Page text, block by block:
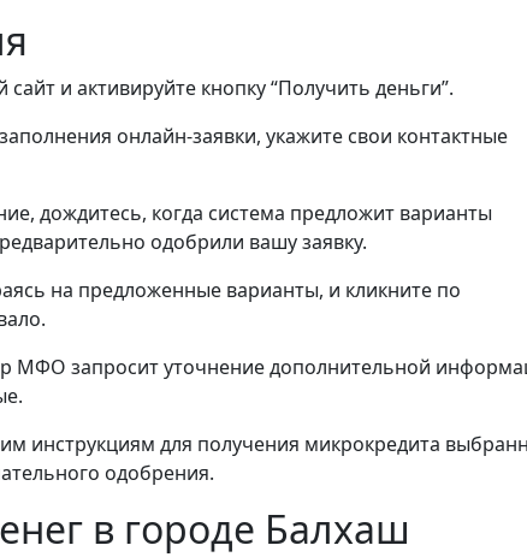
и активируйте кнопку “Получить деньги”.
онлайн-заявки, укажите свои контактные
дождитесь, когда система предложит варианты
одобрили вашу заявку.
на предложенные варианты, и кликните по
МФО запросит уточнение дополнительной
инструкциям для получения микрокредита
одобрения.
в городе Балхаш